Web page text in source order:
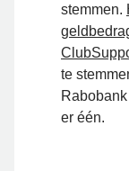
stemmen.
te
er één.